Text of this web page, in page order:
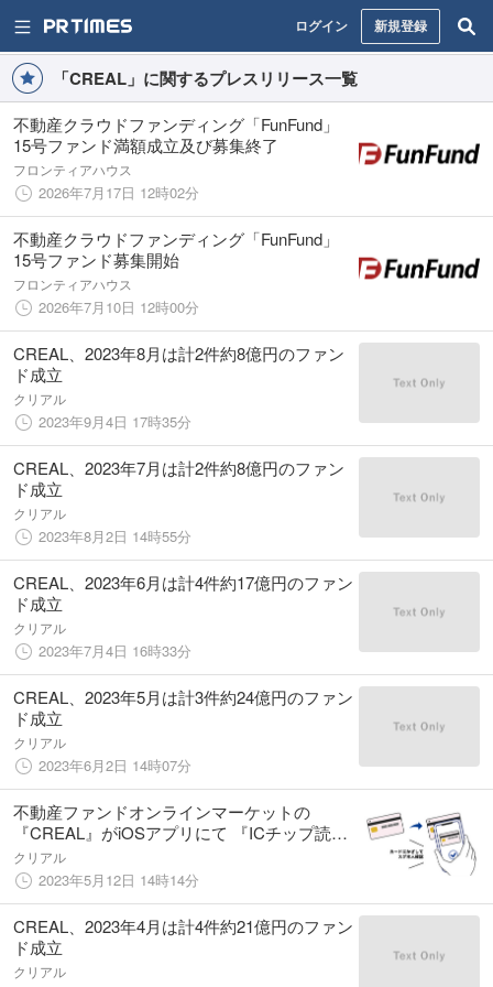
ログイン 新規登録
「CREAL」に関するプレスリリース一覧
不動産クラウドファンディング「FunFund」
15号ファンド満額成立及び募集終了
フロンティアハウス
2026年7月17日 12時02分
不動産クラウドファンディング「FunFund」
15号ファンド募集開始
フロンティアハウス
2026年7月10日 12時00分
CREAL、2023年8月は計2件約8億円のファン
ド成立
クリアル
2023年9月4日 17時35分
CREAL、2023年7月は計2件約8億円のファン
ド成立
クリアル
2023年8月2日 14時55分
CREAL、2023年6月は計4件約17億円のファン
ド成立
クリアル
2023年7月4日 16時33分
CREAL、2023年5月は計3件約24億円のファン
ド成立
クリアル
2023年6月2日 14時07分
不動産ファンドオンラインマーケットの
『CREAL』がiOSアプリにて 『ICチップ読み
取り型eKYC』機能を実装
クリアル
2023年5月12日 14時14分
CREAL、2023年4月は計4件約21億円のファン
ド成立
クリアル